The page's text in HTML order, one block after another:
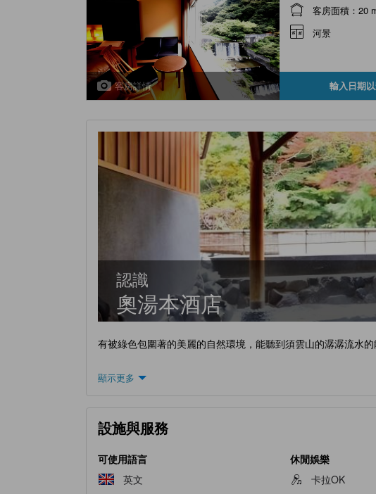
客房詳情
客房面積：20
河景
輸入日期
認識
奧湯本酒店
有被綠色包圍著的美麗的自然環境，能聽到須雲山的潺潺流水
顯示更多
設施與服務
可使用語言
英文
休閒娛樂
卡拉OK